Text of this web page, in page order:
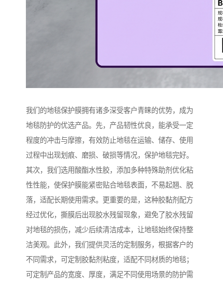
我们的地毯保护膜拥有诸多深受客户青睐的优势，成为
地毯防护的优选产品。先，产品韧性优良，能承受一定
程度的冲击与摩擦，有效防止地毯在运输、储存、使用
过程中出现划痕、磨损、破损等情况，保护地毯完好。
其次，我们选用酸酯水性胶，添加多种特殊助剂优化粘
性性能，使保护膜能紧密贴合地毯表面，不易起翘、脱
落，适配长期使用需求。更重要的是，这种胶黏剂配方
经过优化，撕膜后出现胶水残留现象，避免了胶水残留
对地毯的损伤，减少后续清洁成本，让地毯始终保持整
洁美观。此外，我们提供灵活的定制服务，根据客户的
不同需求，可定制胶黏剂粘度，适配不同材质的地毯；
可定制产品的宽度、厚度，满足不同使用场景的防护需